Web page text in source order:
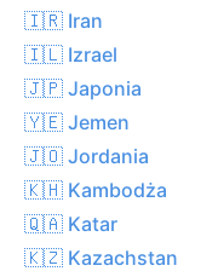
🇮🇷 Iran
🇮🇱 Izrael
🇯🇵 Japonia
🇾🇪 Jemen
🇯🇴 Jordania
🇰🇭 Kambodża
🇶🇦 Katar
🇰🇿 Kazachstan